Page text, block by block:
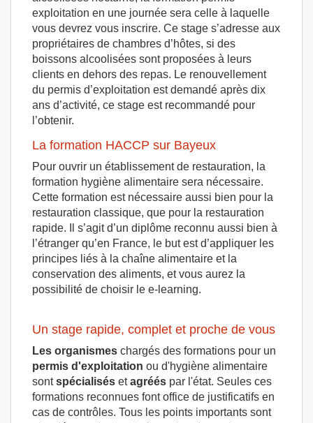
exploitation en une journée sera celle à laquelle
vous devrez vous inscrire. Ce stage s’adresse aux
propriétaires de chambres d’hôtes, si des
boissons alcoolisées sont proposées à leurs
clients en dehors des repas. Le renouvellement
du permis d’exploitation est demandé après dix
ans d’activité, ce stage est recommandé pour
l’obtenir.
La formation HACCP sur Bayeux
Pour ouvrir un établissement de restauration, la
formation hygiène alimentaire sera nécessaire.
Cette formation est nécessaire aussi bien pour la
restauration classique, que pour la restauration
rapide. Il s’agit d’un diplôme reconnu aussi bien à
l’étranger qu’en France, le but est d’appliquer les
principes liés à la chaîne alimentaire et la
conservation des aliments, et vous aurez la
possibilité de choisir le e-learning.
Un stage rapide, complet et proche de vous
Les organismes chargés des formations pour un
permis d'exploitation ou d'hygiène alimentaire
sontspécialisés etagréés par l'état. Seules ces
formations reconnues font office de justificatifs en
cas de contrôles. Tous les points importants sont